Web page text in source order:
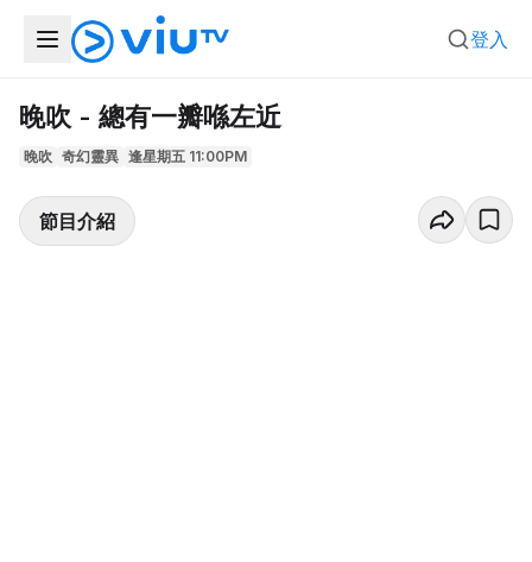
登入
晚吹 - 總有一瓣喺左近
晚吹 奇幻靈異 逢星期五 11:00PM
節目介紹